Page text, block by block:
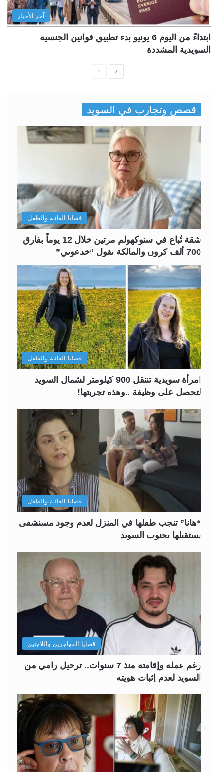
آخر الأخبار
ابتداءً من اليوم 6 يونيو بدء تطبيق قوانين الجنسية
السويدية المشددة
ف
ح
ة
ا
ب
ف
ح
ا
ل
ت
ا
ل
قصص وتجارب في السويد
قضايا العائلة والطفل
شقة تُباع في ستوكهولم مرتين خلال 12 يوماً بفارق
700 ألف كرون والمالكة تقول “خدعوني”
قضايا العائلة والطفل
امرأة سويدية تنتقل 900 كيلومتر لشمال السويد
لتحصل على وظيفة ..وهذه تجربتها!
قضايا العائلة والطفل
“هانا” تنجب طفلها في المنزل لعدم وجود مسنشفى
يستقبلها بجنوب السويد
قضايا المهاجرين واللاجئين
رغم عمله وإقامته منذ 7 سنوات.. ترحيل رامي من
السويد لعدم إثبات هويته